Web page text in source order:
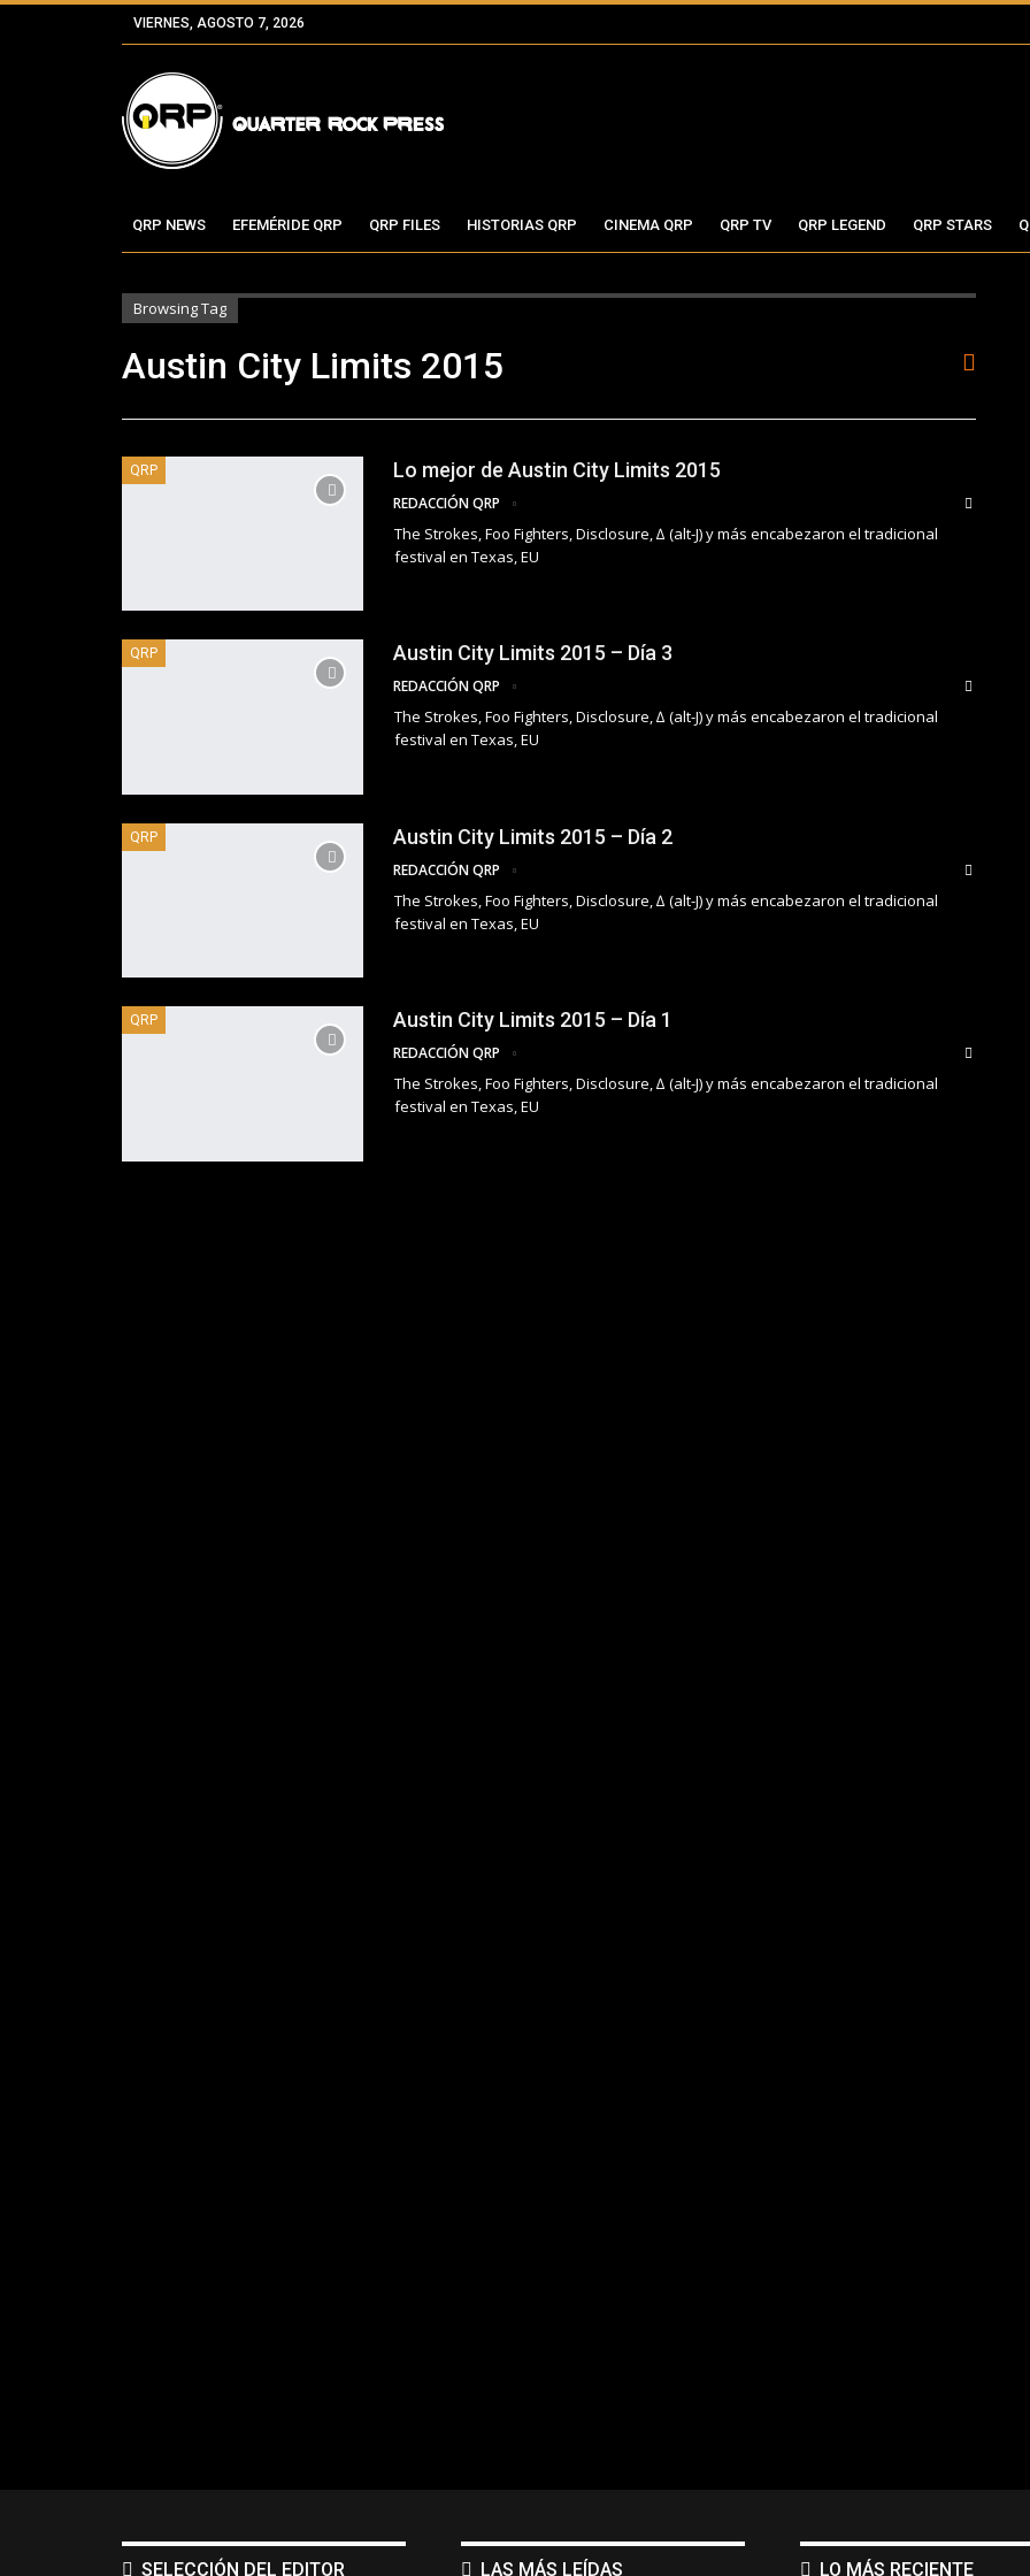
VIERNES, AGOSTO 7, 2026
QRP NEWS EFEMÉRIDE QRP QRP FILES HISTORIAS QRP CINEMA QRP QRP TV QRP LEGEND QRP STARS
Browsing Tag
Austin City Limits 2015
QRP Lo mejor de Austin City Limits 2015
REDACCIÓN QRP
The Strokes, Foo Fighters, Disclosure, ∆ (alt-J) y más encabezaron el tradicional
festival en Texas, EU
QRP Austin City Limits 2015 – Día 3
REDACCIÓN QRP
The Strokes, Foo Fighters, Disclosure, ∆ (alt-J) y más encabezaron el tradicional
festival en Texas, EU
QRP Austin City Limits 2015 – Día 2
REDACCIÓN QRP
The Strokes, Foo Fighters, Disclosure, ∆ (alt-J) y más encabezaron el tradicional
festival en Texas, EU
QRP Austin City Limits 2015 – Día 1
REDACCIÓN QRP
The Strokes, Foo Fighters, Disclosure, ∆ (alt-J) y más encabezaron el tradicional
festival en Texas, EU
SELECCIÓN DEL EDITOR LAS MÁS LEÍDAS LO MÁS RECIENTE